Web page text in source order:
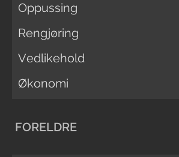
Oppussing
Rengjøring
Vedlikehold
Økonomi
FORELDRE